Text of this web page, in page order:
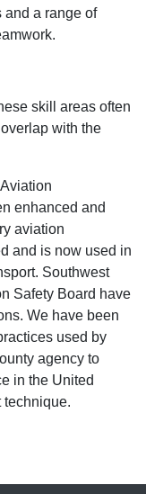
and a range of
skill areas often
with the
enhanced and
aviation
and is now used in
Southwest
Safety Board have
We have been
used by
agency to
in the United
technique.